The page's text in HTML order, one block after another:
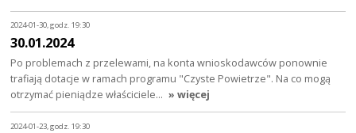
2024-01-30, godz. 19:30
30.01.2024
Po problemach z przelewami, na konta wnioskodawców ponownie
trafiają dotacje w ramach programu "Czyste Powietrze". Na co mogą
otrzymać pieniądze właściciele… » więcej
2024-01-23, godz. 19:30